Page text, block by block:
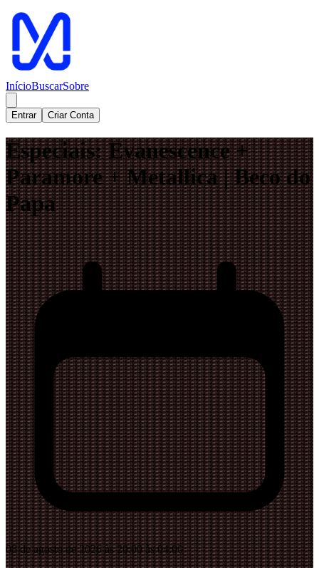
InícioBuscarSobre
Entrar Criar Conta
Especiais: Evanescence +
Paramore + Metallica | Beco do
Papa
08 de agosto de 2026 às 20:00 às 04:00